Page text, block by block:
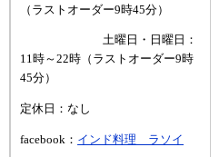
（ラストオーダー9時45分）
土曜日・日曜日：
11時～22時（ラストオーダー9時
45分）
定休日：なし
facebook： インド料理 ラソイ